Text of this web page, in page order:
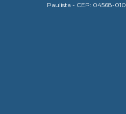
Paulista - CEP: 04568-010